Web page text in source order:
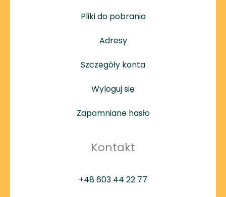
Pliki do pobrania
Adresy
Szczegóły konta
Wyloguj się
Zapomniane hasło
Kontakt
+48 603 44 22 77